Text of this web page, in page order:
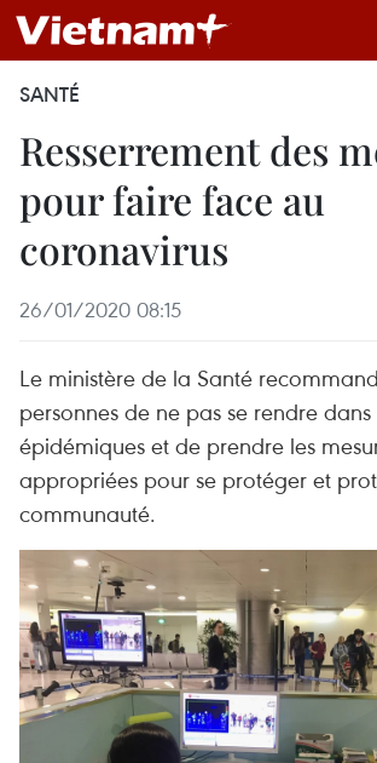
SANTÉ
Resserrement des
pour faire face au
coronavirus
26/01/2020 08:15
Le ministère de la Santé
personnes de ne pas se rendre dans
épidémiques et de prendre les
appropriées pour se protéger et
communauté.